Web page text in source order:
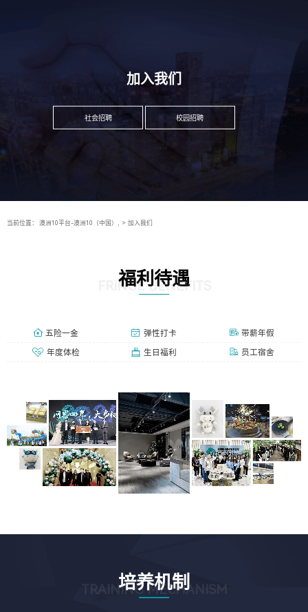
加入我们
社会招聘 校园招聘
当前位置： 澳洲10平台-澳洲10（中国）, > 加入我们
福利待遇
FRINGE BENEFITS
五险一金 弹性打卡 带薪年假
年度体检 生日福利 员工宿舍
培养机制
TRAINING MECHANISM